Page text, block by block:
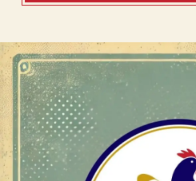
Je crée mon compte